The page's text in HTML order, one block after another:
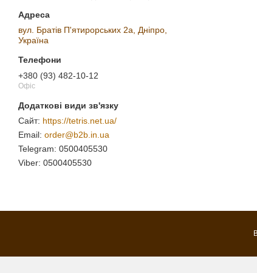
вул. Братів П'ятирорських 2а, Дніпро,
Україна
+380 (93) 482-10-12
Офіс
https://tetris.net.ua/
order@b2b.in.ua
0500405530
0500405530